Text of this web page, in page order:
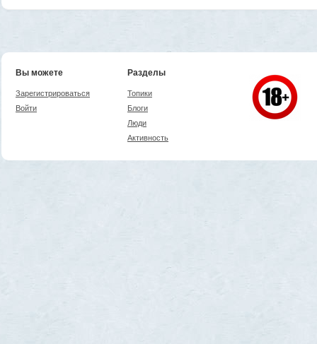
Вы можете
Зарегистрироваться
Войти
Разделы
Топики
Блоги
Люди
Активность